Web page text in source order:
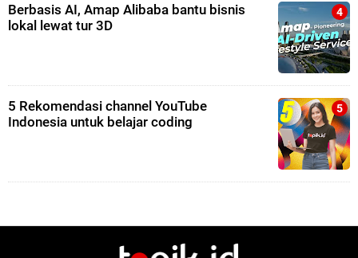
Berbasis AI, Amap Alibaba bantu bisnis
lokal lewat tur 3D
5 Rekomendasi channel YouTube
Indonesia untuk belajar coding